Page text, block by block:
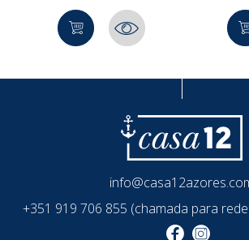
+351 919 706 855 (chamada para